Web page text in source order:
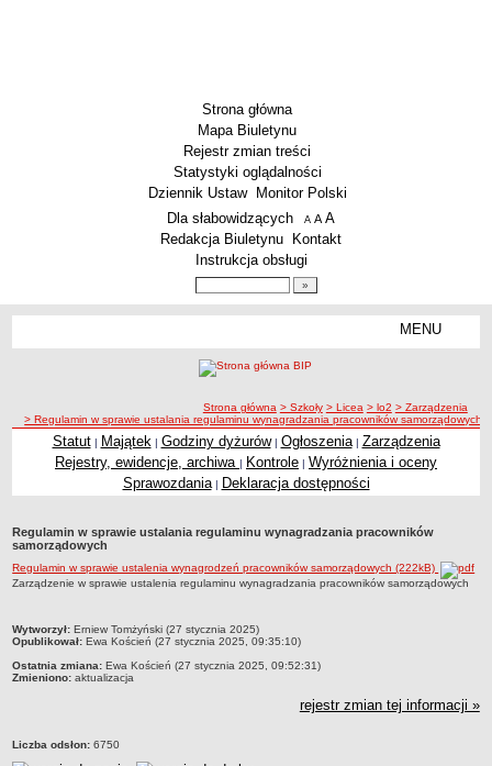
Strona główna
Mapa Biuletynu
Rejestr zmian treści
Statystyki oglądalności
Dziennik Ustaw
Monitor Polski
Menu dodatkowe
Dla słabowidzących A pomniejsz czcionkę
A standardowy rozmiar czcionki
A
Redakcja Biuletynu
Kontakt
Instrukcja obsługi
MENU
Zespoły Szkół
Techniczne Zakłady Naukowe
ARCHIWUM SZKÓŁ I PLACÓWEK
Zlikwidowane gimnazja
Przekształcone szkoły i placówki
Wielofunkcyjna Placówka
SPECJALNE OŚRODKI SZKOLNO-WYCHOWAWCZE
Specjalny Ośrodek nr 1
Dane podstawowe
ścieżka nawigacji
Strona główna > Szkoły > Licea > lo2 > Zarządzenia
> Regulamin w sprawie ustalania regulaminu wynagradzania pracowników samorządowych
Statut| Majątek | Godziny dyżurów| Ogłoszenia| Zarządzenia
Rejestry, ewidencje, archiwa | Kontrole | Wyróżnienia i oceny
Sprawozdania| Deklaracja dostępności
Regulamin w sprawie ustalania regulaminu wynagradzania pracowników
samorządowych
Regulamin w sprawie ustalenia wynagrodzeń pracowników samorządowych (222kB)
Zarządzenie w sprawie ustalenia regulaminu wynagradzania pracowników samorządowych
metryczka
Wytworzył: Erniew Tomżyński (27 stycznia 2025)
Opublikował: Ewa Koścień (27 stycznia 2025, 09:35:10)
Ostatnia zmiana: Ewa Koścień (27 stycznia 2025, 09:52:31)
Zmieniono: aktualizacja
rejestr zmian tej informacji »
Liczba odsłon: 6750